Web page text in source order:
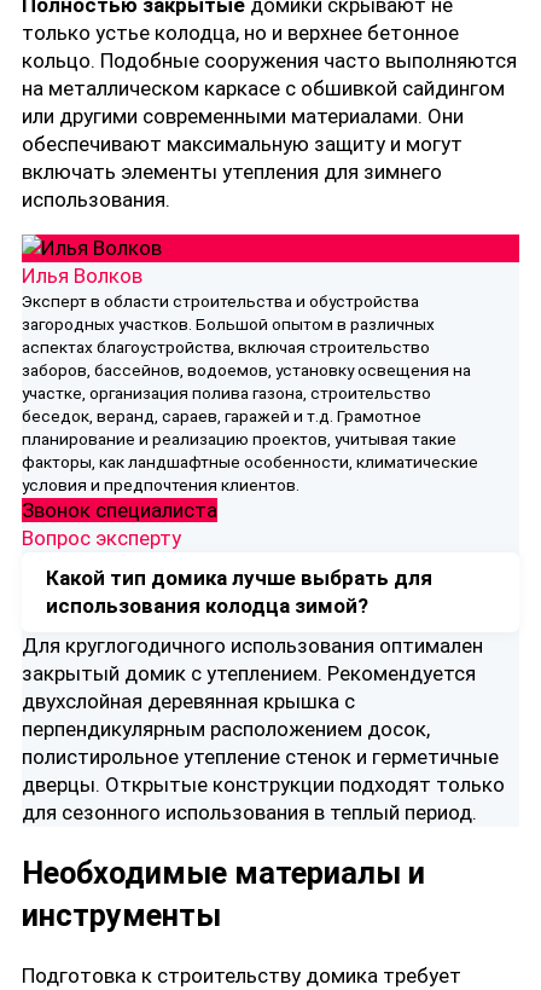
только устье колодца, но и верхнее бетонное
кольцо. Подобные сооружения часто выполняются
на металлическом каркасе с обшивкой сайдингом
или другими современными материалами. Они
обеспечивают максимальную защиту и могут
включать элементы утепления для зимнего
использования.
Илья Волков
Эксперт в области строительства и обустройства
загородных участков. Большой опытом в различных
аспектах благоустройства, включая строительство
заборов, бассейнов, водоемов, установку освещения на
участке, организация полива газона, строительство
беседок, веранд, сараев, гаражей и т.д. Грамотное
планирование и реализацию проектов, учитывая такие
факторы, как ландшафтные особенности, климатические
условия и предпочтения клиентов.
Звонок специалиста
Вопрос эксперту
Какой тип домика лучше выбрать для
использования колодца зимой?
Для круглогодичного использования оптимален
закрытый домик с утеплением. Рекомендуется
двухслойная деревянная крышка с
перпендикулярным расположением досок,
полистирольное утепление стенок и герметичные
дверцы. Открытые конструкции подходят только
для сезонного использования в теплый период.
Необходимые материалы и
инструменты
Подготовка к строительству домика требует